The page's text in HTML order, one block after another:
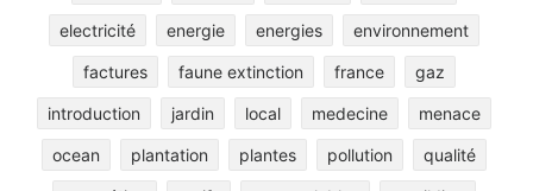
electricité energie energies environnement
factures faune extinction france gaz
introduction jardin local medecine menace
ocean plantation plantes pollution qualité